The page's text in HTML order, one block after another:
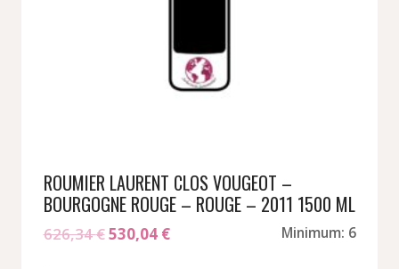
ROUMIER LAURENT CLOS VOUGEOT –
BOURGOGNE ROUGE – ROUGE – 2011 1500 ML
626,34€Le
530,04 €Le
Minimum: 6